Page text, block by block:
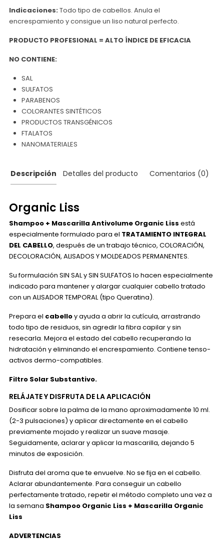
Indicaciones:Todo tipo de cabellos. Anula el
encrespamiento y consigue un liso natural perfecto.
PRODUCTO PROFESIONAL = ALTO ÍNDICE DE EFICACIA
NO CONTIENE:
SAL
SULFATOS
PARABENOS
COLORANTES SINTÉTICOS
PRODUCTOS TRANSGÉNICOS
FTALATOS
NANOMATERIALES
Descripción Detalles del producto Comentarios (0)
Organic Liss
Shampoo + Mascarilla Antivolume Organic Liss está
especialmente formulado para el TRATAMIENTO INTEGRAL
DEL CABELLO, después de un trabajo técnico, COLORACIÓN,
DECOLORACIÓN, ALISADOS Y MOLDEADOS PERMANENTES.
Su formulación SIN SAL y SIN SULFATOS lo hacen especialmente
indicado para mantener y alargar cualquier cabello tratado
con un ALISADOR TEMPORAL (tipo Queratina).
Prepara el cabelloy ayuda a abrir la cutícula, arrastrando
todo tipo de residuos, sin agredir la fibra capilar y sin
resecarla. Mejora el estado del cabello recuperando la
hidratación y eliminando el encrespamiento. Contiene tenso-
activos dermo-compatibles.
Filtro Solar Substantivo.
RELÁJATE Y DISFRUTA DE LA APLICACIÓN
Dosificar sobre la palma de la mano aproximadamente 10 ml.
(2-3 pulsaciones) y aplicar directamente en el cabello
previamente mojado y realizar un suave masaje.
Seguidamente, aclarar y aplicar la mascarilla, dejando 5
minutos de exposición.
Disfruta del aroma que te envuelve. No se fija en el cabello.
Aclarar abundantemente. Para conseguir un cabello
perfectamente tratado, repetir el método completo una vez a
la semana Shampoo Organic Liss + Mascarilla Organic
Liss
ADVERTENCIAS